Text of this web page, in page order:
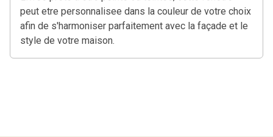
peut etre personnalisee dans la couleur de votre choix
afin de s'harmoniser parfaitement avec la façade et le
style de votre maison.